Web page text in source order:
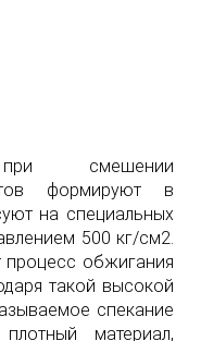
смешении
формируют в
на специальных
500 кг/см2.
процесс обжигания
такой высокой
спекание
материал,